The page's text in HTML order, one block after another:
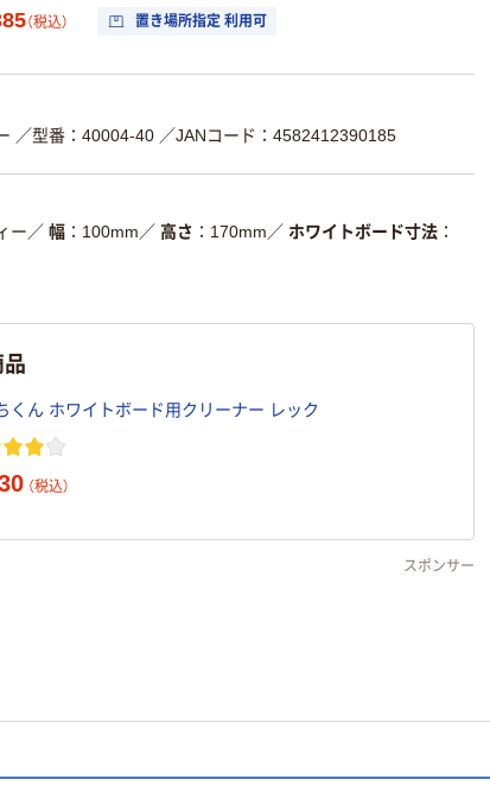
（税込） 置き場所指定 利用可
／型番：40004-40 ／JANコード：4582412390185
ー ／ 幅 100mm ／ 高さ 170mm ／ ホワイトボード寸法
くん ホワイトボード用クリーナー レック
（税込）
スポンサー